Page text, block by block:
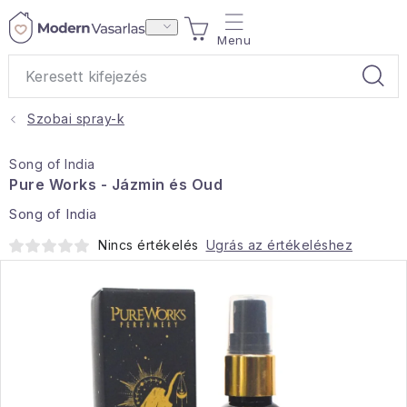
Ugrás
KOSÁR
Ajándékok
Otthoni illatok
Teák
Szobai spray-k
Song of India
Pure Works - Jázmin és Oud
Song of India
Nincs értékelés Ugrás az értékeléshez